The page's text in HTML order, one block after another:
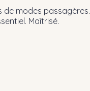
de modes passagères.
Maîtrisé.